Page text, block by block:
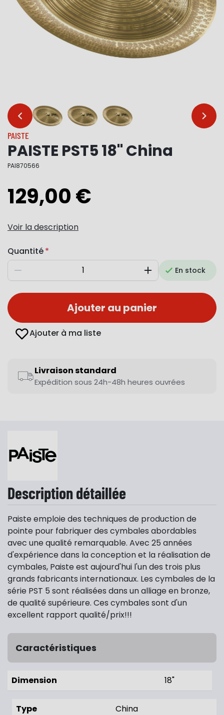
… …
PAISTE
PAISTE PST5 18" China
PAI870566
129,00 €
Voir la description
Quantité
Diminuer AugmenterEn stock
Ajouter au panier
Ajouter à ma liste
Livraison standard
Expédition sous 24h-48h heures ouvrées
Description détaillée
Paiste emploie des techniques de production de
pointe pour fabriquer des cymbales abordables
avec une qualité remarquable. Avec 25 années
d'expérience dans la conception et la réalisation de
cymbales, Paiste est aujourd'hui l'un des trois plus
grands fabricants internationaux. Les cymbales de la
série PST 5 sont réalisées dans un alliage en bronze,
de qualité supérieure. Ces cymbales sont d'un
excellent rapport qualité/prix!!!
Caractéristiques
Dimension 18"
Type China